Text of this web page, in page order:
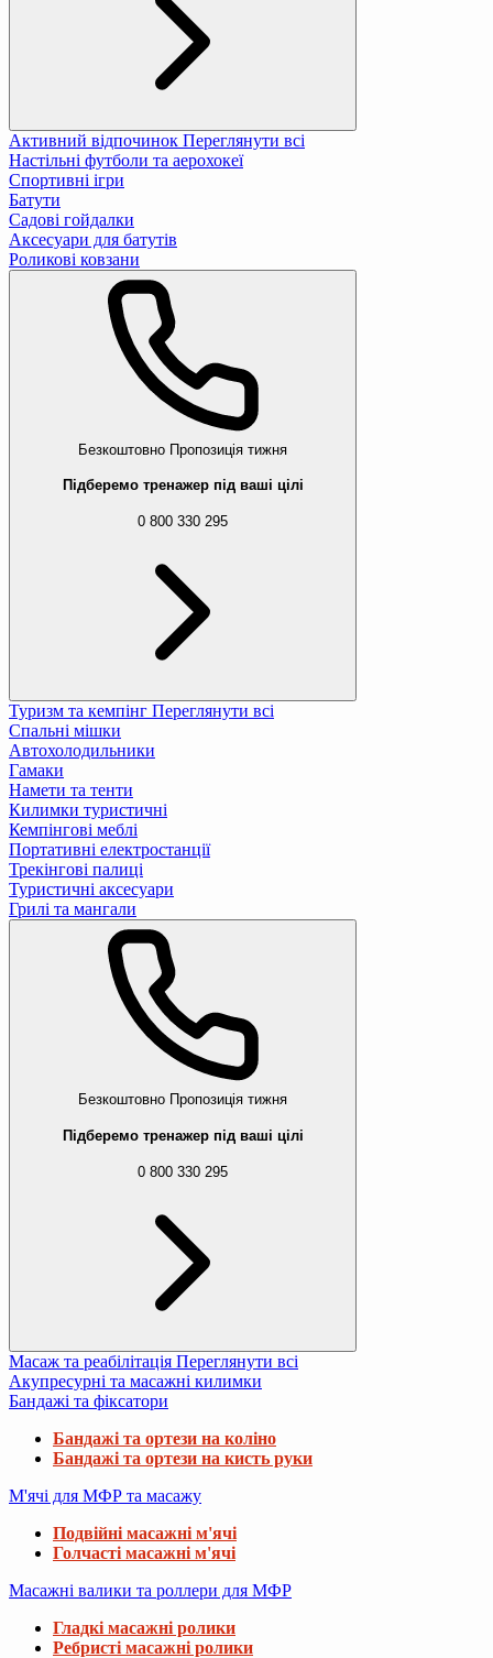
Активний відпочинок Переглянути всі
Настільні футболи та аерохокеї
Спортивні ігри
Батути
Садові гойдалки
Аксесуари для батутів
Роликові ковзани
Безкоштовно Пропозиція тижня
Підберемо тренажер під ваші цілі
0 800 330 295
Туризм та кемпінг Переглянути всі
Спальні мішки
Автохолодильники
Гамаки
Намети та тенти
Килимки туристичні
Кемпінгові меблі
Портативні електростанції
Трекінгові палиці
Туристичні аксесуари
Грилі та мангали
Безкоштовно Пропозиція тижня
Підберемо тренажер під ваші цілі
0 800 330 295
Масаж та реабілітація Переглянути всі
Акупресурні та масажні килимки
Бандажі та фіксатори
Бандажі та ортези на коліно
Бандажі та ортези на кисть руки
М'ячі для МФР та масажу
Подвійні масажні м'ячі
Голчасті масажні м'ячі
Масажні валики та роллери для МФР
Гладкі масажні ролики
Ребристі масажні ролики